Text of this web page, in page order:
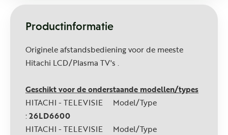
Productinformatie
Originele afstandsbediening voor de meeste
Hitachi LCD/Plasma TV's .
Geschikt voor de onderstaande modellen/types
HITACHI - TELEVISIE Model/Type
:26LD6600
HITACHI - TELEVISIE Model/Type